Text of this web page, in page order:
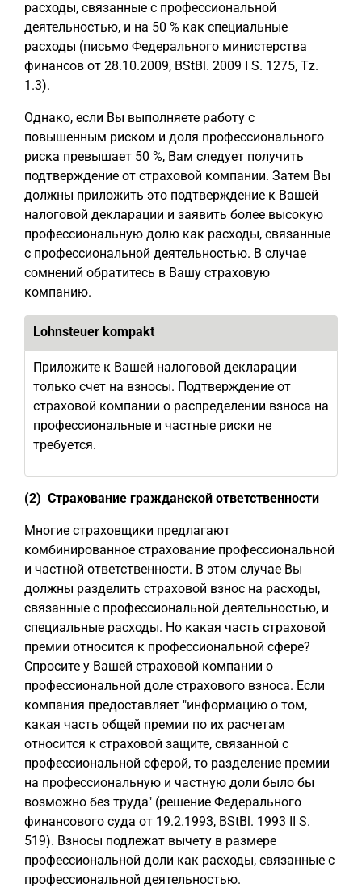
расходы, связанные с профессиональной
деятельностью, и на 50 % как специальные
расходы (письмо Федерального министерства
финансов от 28.10.2009, BStBl. 2009 I S. 1275, Tz.
1.3).
Однако, если Вы выполняете работу с
повышенным риском и доля профессионального
риска превышает 50 %, Вам следует получить
подтверждение от страховой компании. Затем Вы
должны приложить это подтверждение к Вашей
налоговой декларации и заявить более высокую
профессиональную долю как расходы, связанные
с профессиональной деятельностью. В случае
сомнений обратитесь в Вашу страховую
компанию.
Lohnsteuer kompakt
Приложите к Вашей налоговой декларации
только счет на взносы. Подтверждение от
страховой компании о распределении взноса на
профессиональные и частные риски не
требуется.
(2) Страхование гражданской ответственности
Многие страховщики предлагают
комбинированное страхование профессиональной
и частной ответственности. В этом случае Вы
должны разделить страховой взнос на расходы,
связанные с профессиональной деятельностью, и
специальные расходы. Но какая часть страховой
премии относится к профессиональной сфере?
Спросите у Вашей страховой компании о
профессиональной доле страхового взноса. Если
компания предоставляет "информацию о том,
какая часть общей премии по их расчетам
относится к страховой защите, связанной с
профессиональной сферой, то разделение премии
на профессиональную и частную доли было бы
возможно без труда" (решение Федерального
финансового суда от 19.2.1993, BStBl. 1993 II S.
519). Взносы подлежат вычету в размере
профессиональной доли как расходы, связанные с
профессиональной деятельностью.